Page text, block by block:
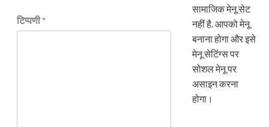
टिप्पणी*
सामाजिक मेनू सेट
नहीं है. आपको मेनू
बनाना होगा और इसे
मेनू सेटिंग्स पर
सोशल मेनू पर
असाइन करना
होगा।